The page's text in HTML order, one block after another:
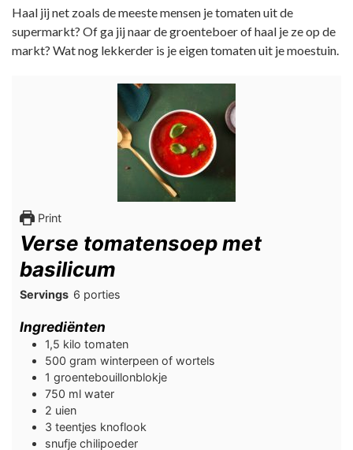
Haal jij net zoals de meeste mensen je tomaten uit de
supermarkt? Of ga jij naar de groenteboer of haal je ze op de
markt? Wat nog lekkerder is je eigen tomaten uit je moestuin.
Print
Verse tomatensoep met
basilicum
Servings 6 porties
Ingrediënten
1,5 kilo tomaten
500 gram winterpeen of wortels
1 groentebouillonblokje
750 ml water
2 uien
3 teentjes knoflook
snufje chilipoeder